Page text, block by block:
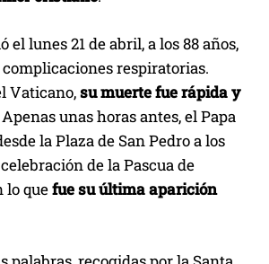
el lunes 21 de abril, a los 88 años,
respiratorias.
Vaticano,su muerte fue rápida y
unas horas antes, el Papa
la Plaza de San Pedro a los
de la Pascua de
lo quefue su última aparición